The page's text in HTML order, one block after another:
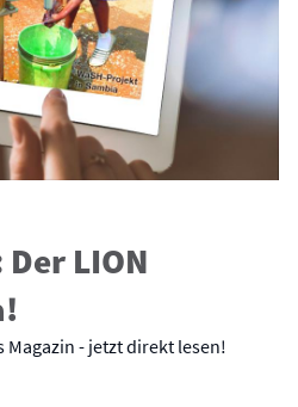
LION
Magazin - jetzt direkt lesen!